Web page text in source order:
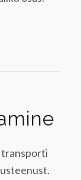
transporti